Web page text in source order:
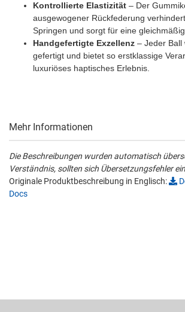
Kontrollierte Elastizität – Der
ausgewogener Rückfederung
Springen und sorgt für eine
Handgefertigte Exzellenz – Jeder Ball
gefertigt und bietet so erstklassige
luxuriöses haptisches Erlebnis.
Mehr Informationen
Die Beschreibungen wurden automatisch
Verständnis, sollten sich Übersetzungsfehler
Originale Produktbeschreibung in Englisch:
Docs